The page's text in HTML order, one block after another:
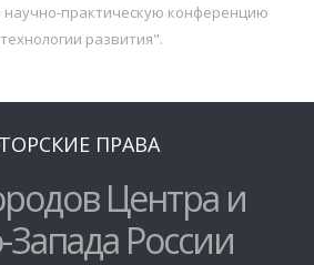
научно-практическую конференцию
развития".
ПРАВА
Центра и
России